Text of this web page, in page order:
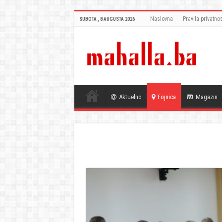
SUBOTA , 8 AUGUSTA 2026 Naslovna Pravila
Aktuelno Fojnica Magazin